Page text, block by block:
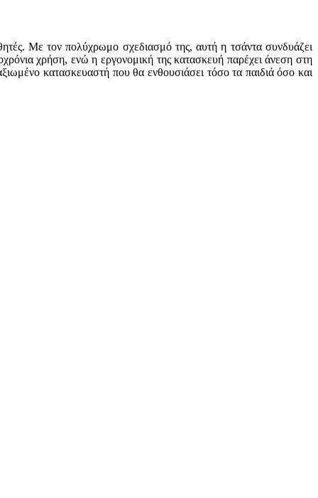
Με τον πολύχρωμο σχεδιασμό της, αυτή η τσάντα συνδυάζει
χρήση, ενώ η εργονομική της κατασκευή παρέχει άνεση στη
κατασκευαστή που θα ενθουσιάσει τόσο τα παιδιά όσο και